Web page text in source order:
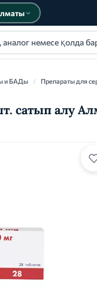
и БАДы / Препараты для
сатып алу